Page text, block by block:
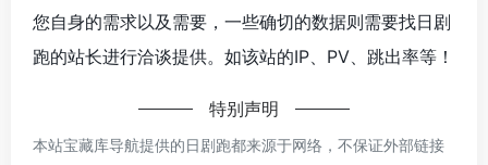
您自身的需求以及需要，一些确切的数据则需要找日剧
跑的站长进行洽谈提供。如该站的IP、PV、跳出率等！
特别声明
本站宝藏库导航提供的日剧跑都来源于网络，不保证外部链接